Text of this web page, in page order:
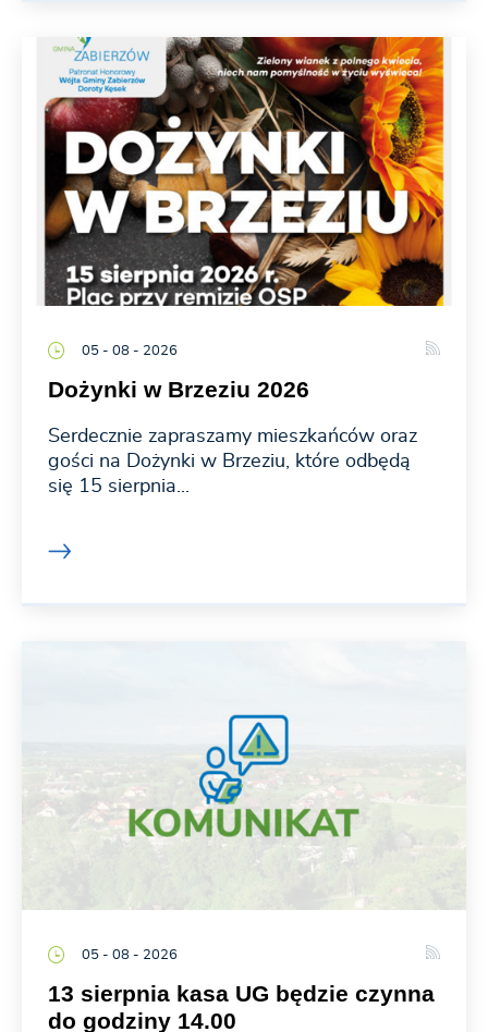
05 - 08 - 2026
Dożynki w Brzeziu 2026
Serdecznie zapraszamy mieszkańców oraz
gości na Dożynki w Brzeziu, które odbędą
się 15 sierpnia...
05 - 08 - 2026
13 sierpnia kasa UG będzie czynna
do godziny 14.00